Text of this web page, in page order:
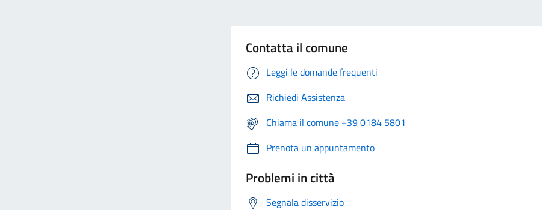
Contatta il comune
Leggi le domande frequenti
Richiedi Assistenza
Chiama il comune +39 0184 5801
Prenota un appuntamento
Problemi in città
Segnala disservizio